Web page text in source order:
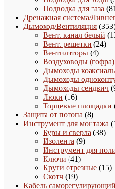
Подводка для газа 81
Дренажная система/
Дымоход/Вентиляция 353
Вент. канал белый
Вент. решетки 2424
Вентиляторы 44
Воздуховоды (гофра)
Дымоходы
Дымоходы
Дымоходы сендвич
Люки 1616
товаров
Торцевые площадки
Защита от потопа 88
товаров
Инструмент для монтажа
Буры и сверла 3838
Изолента 99
товаров
Инструмент для
Ключи 4141
товар
Круги отрезные 1515
Скотч 1919
товаров
Кабель саморегулирующий